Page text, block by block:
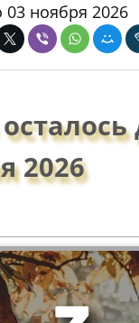
03 ноября 2026
2026